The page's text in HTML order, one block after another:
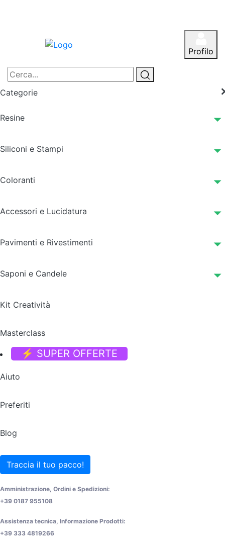
Profilo
Categorie
Resine
Siliconi e Stampi
Coloranti
Accessori e Lucidatura
Pavimenti e Rivestimenti
Saponi e Candele
Kit Creatività
Masterclass
⚡ SUPER OFFERTE
Aiuto
Preferiti
Blog
Traccia il tuo pacco!
Amministrazione, Ordini e Spedizioni:
+39 0187 955108
Assistenza tecnica, Informazione Prodotti:
+39 333 4819266